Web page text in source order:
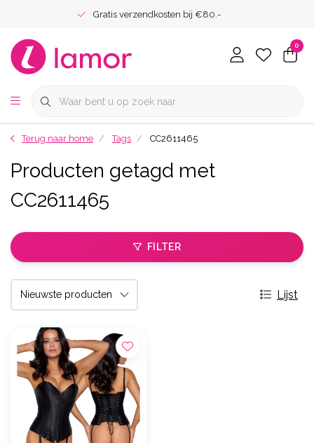
Gratis verzendkosten bij €80.-
0
Terug naar home Tags CC2611465
Producten getagd met
CC2611465
FILTER
Lijst